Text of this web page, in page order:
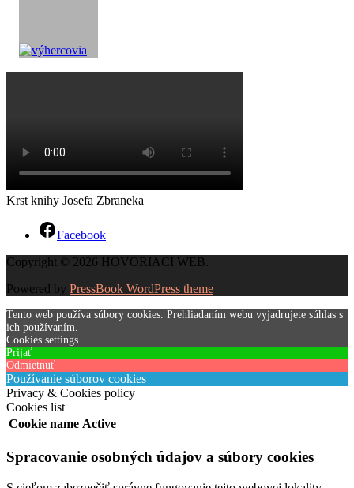
Krst knihy Josefa Zbraneka
Facebook
Copyright © 2026 HOVORIACI WEB.
Powered by PressBook WordPress theme
Tento web používa súbory cookies. Prehliadaním webu vyjadrujete súhlas s
ich používaním.
Cookies settings
Prijať
Odmietnuť
Používanie súborov cookies
Privacy & Cookies policy
Cookies list
Cookie name Active
Spracovanie osobných údajov a súbory cookies